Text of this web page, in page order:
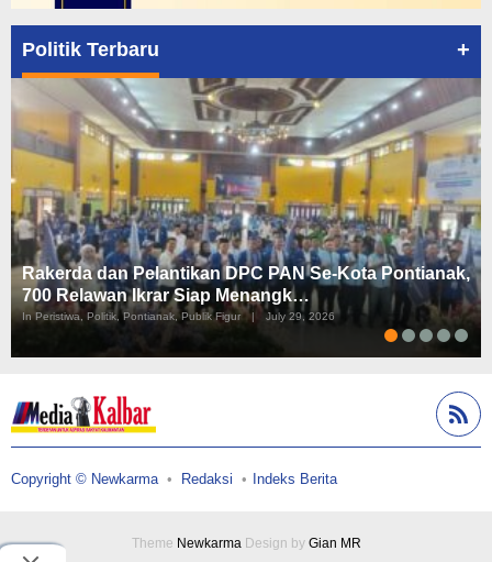
Politik Terbaru +
Rakerda dan Pelantikan DPC PAN Se-Kota Pontianak,
700 Relawan Ikrar Siap Menangk…
In Peristiwa, Politik, Pontianak, Publik Figur | July 29, 2026
Copyright © Newkarma Redaksi Indeks Berita
Theme Newkarma Design by Gian MR